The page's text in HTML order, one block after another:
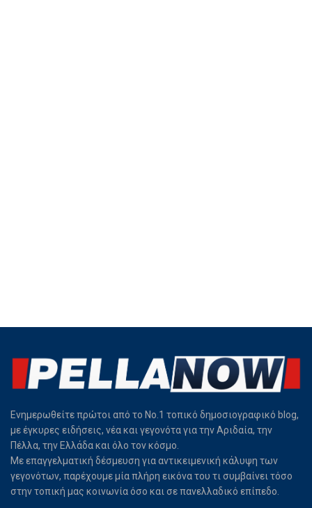
Ενημερωθείτε πρώτοι από το Νο.1 τοπικό δημοσιογραφικό blog,
με έγκυρες ειδήσεις, νέα και γεγονότα για την Αριδαία, την
Πέλλα, την Ελλάδα και όλο τον κόσμο.
Με επαγγελματική δέσμευση για αντικειμενική κάλυψη των
γεγονότων, παρέχουμε μία πλήρη εικόνα του τι συμβαίνει τόσο
στην τοπική μας κοινωνία όσο και σε πανελλαδικό επίπεδο.